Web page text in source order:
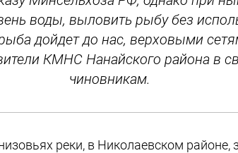
воды, выловить рыбу без
дойдет до нас, верховыми
КМНС Нанайского района в
чиновникам.
реки, в Николаевском